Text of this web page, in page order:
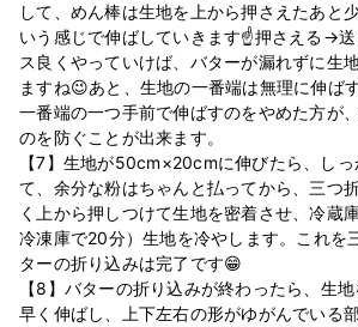
して、めん棒は生地を上から押さえたあと
いう感じで伸ばしていきます☝押さえる→
ス良くやっていけば、バターが漏れずに生
ますね😉あと、生地の一番端は無理に伸ば
一番端の一つ手前で伸ばすのをやめた方が
のを防ぐことが出来ます。
【7】生地が50cm×20cmに伸びたら、し
て、余分な粉はちゃんと払ってから、三つ
く上から押しつけて生地を密着させ、冷蔵
冷凍庫で20分）生地を冷やします。これを
ターの折り込みは完了です😁
【8】バターの折り込みが終わったら、生
早く伸ばし、上下左右の形がゆがんでいる